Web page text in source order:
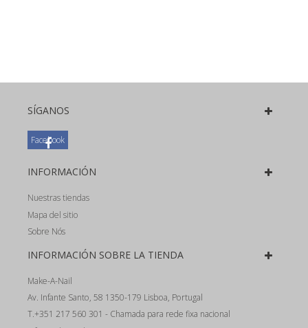
SÍGANOS
Facebook
INFORMACIÓN
Nuestras tiendas
Mapa del sitio
Sobre Nós
INFORMACIÓN SOBRE LA TIENDA
Make-A-Nail
Av. Infante Santo, 58 1350-179 Lisboa, Portugal
T.+351 217 560 301 - Chamada para rede fixa nacional